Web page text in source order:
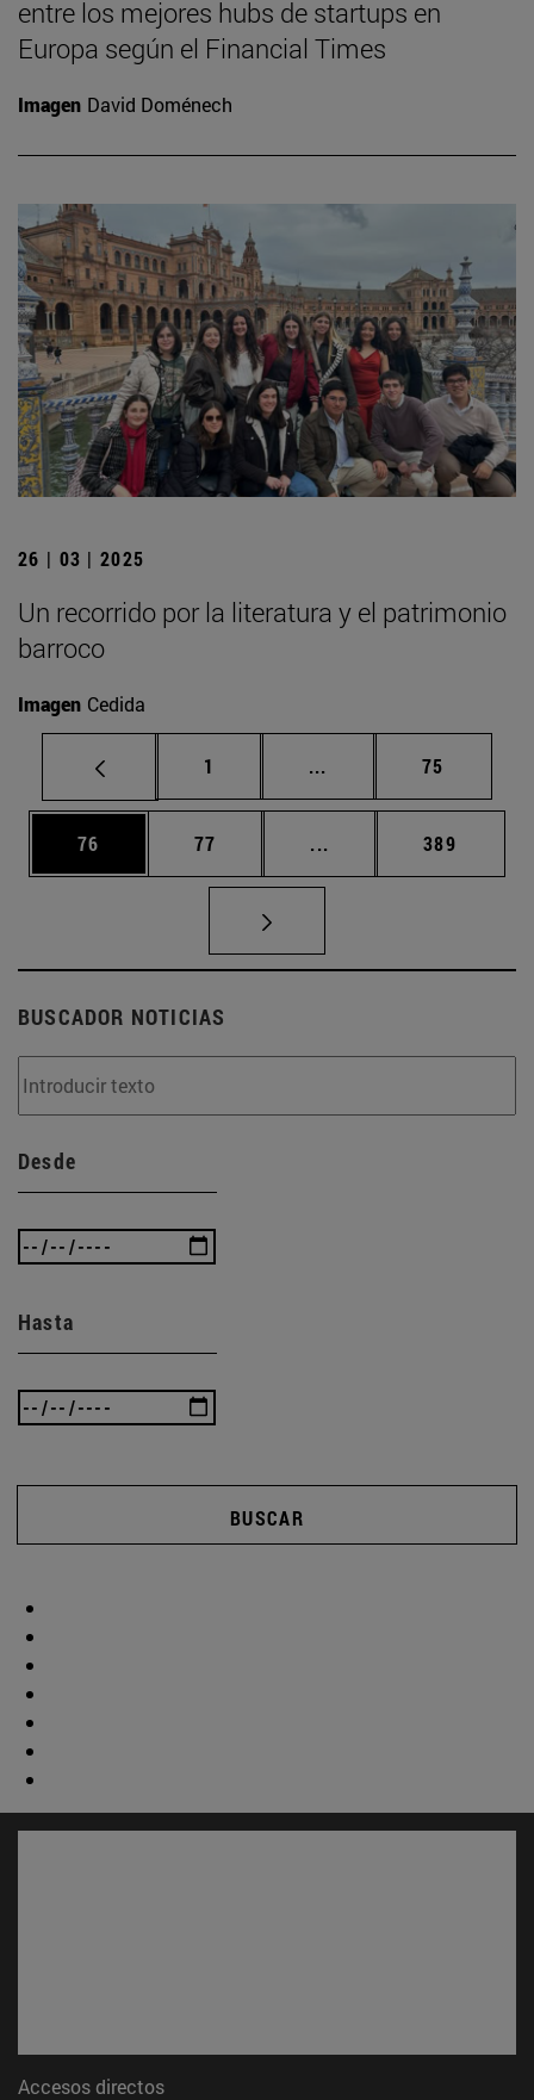
entre los mejores hubs de startups en
Europa según el Financial Times
Imagen David Doménech
26 | 03 | 2025
Un recorrido por la literatura y el patrimonio
barroco
Imagen Cedida
Página
1 ... Páginas intermedias
Página
75
Página
76 Página
77 ... Páginas intermedias
Página
389
BUSCADOR NOTICIAS
Desde
Hasta
BUSCAR
Accesos directos